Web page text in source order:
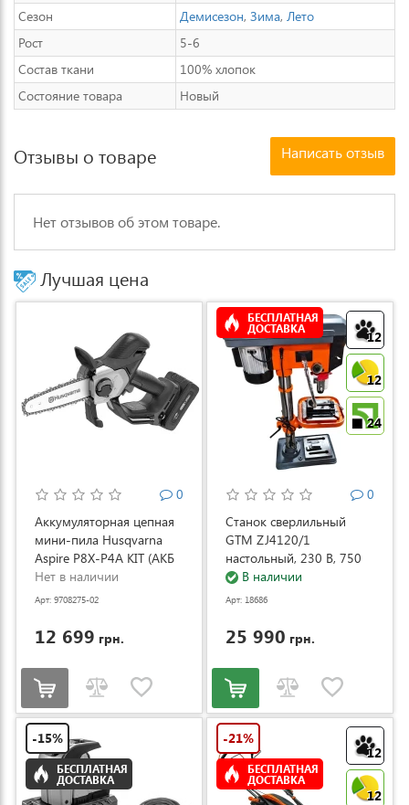
Сезон Демисезон, Зима, Лето
Рост
5-6
Состав ткани
100% хлопок
Состояние товара
Новый
Отзывы о товаре Написать отзыв
Нет отзывов об этом товаре.
Лучшая цена
0
Аккумуляторная цепная
мини-пила Husqvarna
Aspire P8X-P4A KIT (АКБ
и ЗУ) (9708275-02)
Нет в наличии
Арт: 9708275-02
12 699 грн.
12
12
24
БЕСПЛАТНАЯ
ДОСТАВКА
0
Станок сверлильный
GTM ZJ4120/1
настольный, 230 В, 750
Вт (ZJ4120/1)
В наличии
Арт: 18686
25 990 грн.
-15%
БЕСПЛАТНАЯ
ДОСТАВКА
12
12
-21%
БЕСПЛАТНАЯ
ДОСТАВКА